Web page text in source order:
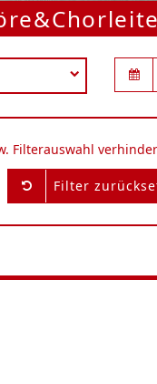
Filterauswahl
Filter